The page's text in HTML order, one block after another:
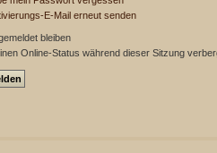
E-Mail erneut senden
bleiben
Online-Status während dieser Sitzung